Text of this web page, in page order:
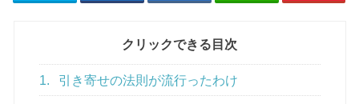
クリックできる目次
1. 引き寄せの法則が流行ったわけ